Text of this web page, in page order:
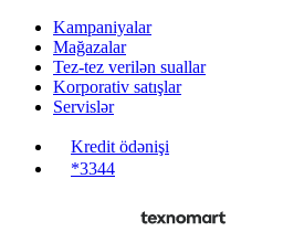
Kampaniyalar
Mağazalar
Tez-tez verilən suallar
Korporativ satışlar
Servislər
Kredit ödənişi
*3344